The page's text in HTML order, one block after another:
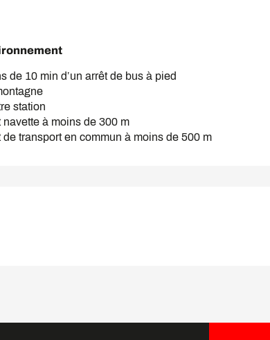
de 10 min d’un arrêt de bus à pied
station
navette à moins de 300 m
de transport en commun à moins de 500 m